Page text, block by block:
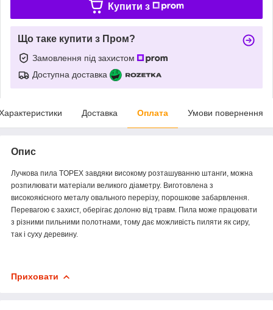
Купити з
Що таке купити з Пром?
Замовлення під захистом
Доступна доставка
Доставка Оплата Умови повернення
Опис
Лучкова пила TOPEX завдяки високому розташуванню штанги, можна
розпилювати матеріали великого діаметру. Виготовлена з
високоякісного металу овального перерізу, порошкове забарвлення.
Перевагою є захист, оберігає долоню від травм. Пила може працювати
з різними пильними полотнами, тому дає можливість пиляти як сиру,
так і суху деревину.
Приховати